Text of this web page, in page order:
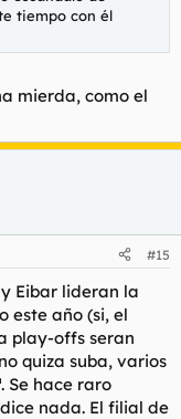
tiempo con él
mierda, como el
#15
Eibar lideran la
este año (si, el
play-offs seran
quiza suba, varios
Se hace raro
nada. El filial de